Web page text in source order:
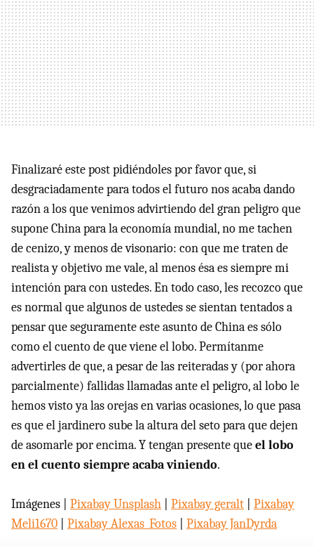
Finalizaré este post pidiéndoles por favor que, si
desgraciadamente para todos el futuro nos acaba dando
razón a los que venimos advirtiendo del gran peligro que
supone China para la economía mundial, no me tachen
de cenizo, y menos de visonario: con que me traten de
realista y objetivo me vale, al menos ésa es siempre mi
intención para con ustedes. En todo caso, les recozco que
es normal que algunos de ustedes se sientan tentados a
pensar que seguramente este asunto de China es sólo
como el cuento de que viene el lobo. Permítanme
advertirles de que, a pesar de las reiteradas y (por ahora
parcialmente) fallidas llamadas ante el peligro, al lobo le
hemos visto ya las orejas en varias ocasiones, lo que pasa
es que el jardinero sube la altura del seto para que dejen
de asomarle por encima. Y tengan presente queel lobo
en el cuento siempre acaba viniendo.
Imágenes | Pixabay Unsplash Pixabay geralt
Pixabay
Meli1670
Pixabay Alexas_Fotos Pixabay JanDyrda